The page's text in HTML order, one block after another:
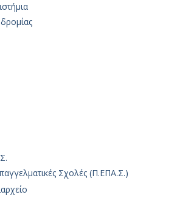
Σχολές (Π.ΕΠΑ.Σ.)